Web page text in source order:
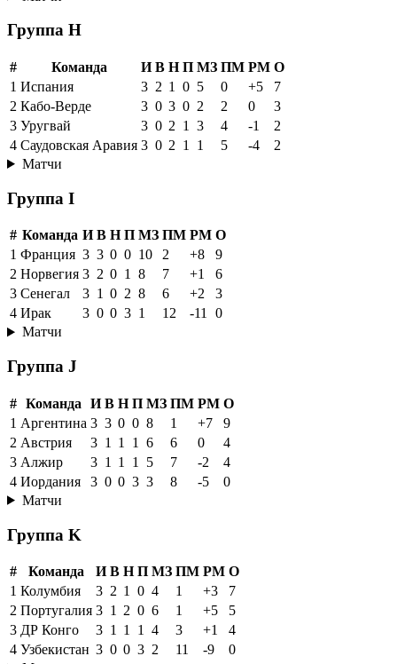
Группа H
# Команда И В Н П МЗ ПМ РМ О
1 Испания 3 2 1 0 5 0 +5
7
2 Кабо-Верде 3 0 3 0 2 2 0
3
3 Уругвай 3 0 2 1 3 4 -1
2
4 Саудовская Аравия 3 0 2 1 1 5 -4
2
Матчи
Группа I
# Команда И В Н П МЗ ПМ РМ О
1 Франция 3 3 0 0 10 2 +8
9
2 Норвегия 3 2 0 1 8 7 +1
6
3 Сенегал 3 1 0 2 8 6 +2
3
4 Ирак 3 0 0 3 1 12 -11 0
Матчи
Группа J
# Команда И В Н П МЗ ПМ РМ О
1 Аргентина 3 3 0 0 8 1 +7
9
2 Австрия 3 1 1 1 6 6 0
4
3 Алжир 3 1 1 1 5 7 -2
4
4 Иордания 3 0 0 3 3 8 -5
0
Матчи
Группа K
# Команда И В Н П МЗ ПМ РМ О
1 Колумбия 3 2 1 0 4 1 +3
7
2 Португалия 3 1 2 0 6 1 +5
5
3 ДР Конго 3 1 1 1 4 3 +1
4
4 Узбекистан 3 0 0 3 2 11 -9
0